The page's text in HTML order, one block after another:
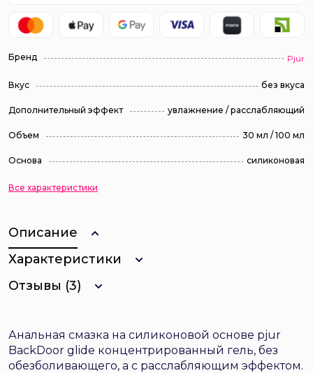
Бренд Pjur
Вкус без вкуса
Дополнительный эффект увлажнение / расслабляющий
Объем 30 мл / 100 мл
Основа силиконовая
Все характеристики
Описание
Характеристики
Отзывы (3)
Анальная смазка на силиконовой основе pjur
BackDoor glide концентрированный гель, без
обезболивающего, а с расслабляющим эффектом.